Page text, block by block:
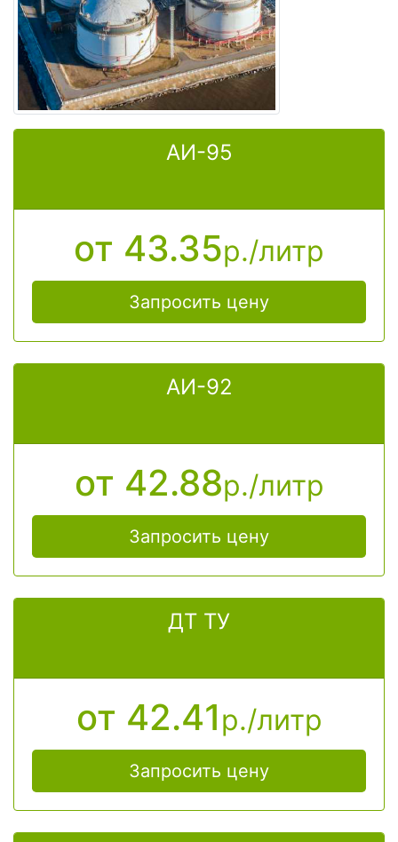
АИ-95
от 43.35р./литр
Запросить цену
АИ-92
от 42.88р./литр
Запросить цену
ДТ ТУ
от 42.41р./литр
Запросить цену
Дополнительная информация поможет
правильно рассчитать цену